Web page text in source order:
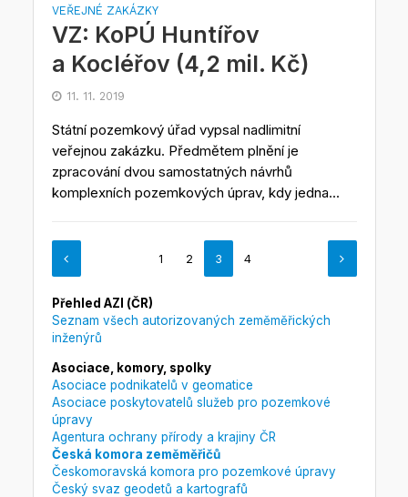
VEŘEJNÉ ZAKÁZKY
VZ: KoPÚ Huntířov
a Kocléřov (4,2 mil. Kč)
11. 11. 2019
Státní pozemkový úřad vypsal nadlimitní
veřejnou zakázku. Předmětem plnění je
zpracování dvou samostatných návrhů
komplexních pozemkových úprav, kdy jedna...
1 2 3 4
Přehled AZI (ČR)
Seznam všech autorizovaných zeměměřických
inženýrů
Asociace, komory, spolky
Asociace podnikatelů v geomatice
Asociace poskytovatelů služeb pro pozemkové
úpravy
Agentura ochrany přírody a krajiny ČR
Česká komora zeměměřičů
Českomoravská komora pro pozemkové úpravy
Český svaz geodetů a kartografů